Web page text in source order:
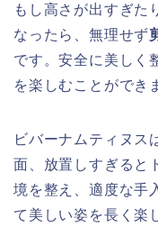
もし高さが出すぎた
なったら、無理せず
です。安全に美しく
を楽しむことができ
ビバーナムティヌス
面、放置しすぎると
境を整え、適度な手
て美しい姿を長く楽